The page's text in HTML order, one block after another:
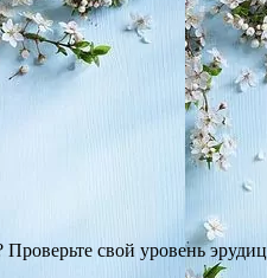
свой уровень